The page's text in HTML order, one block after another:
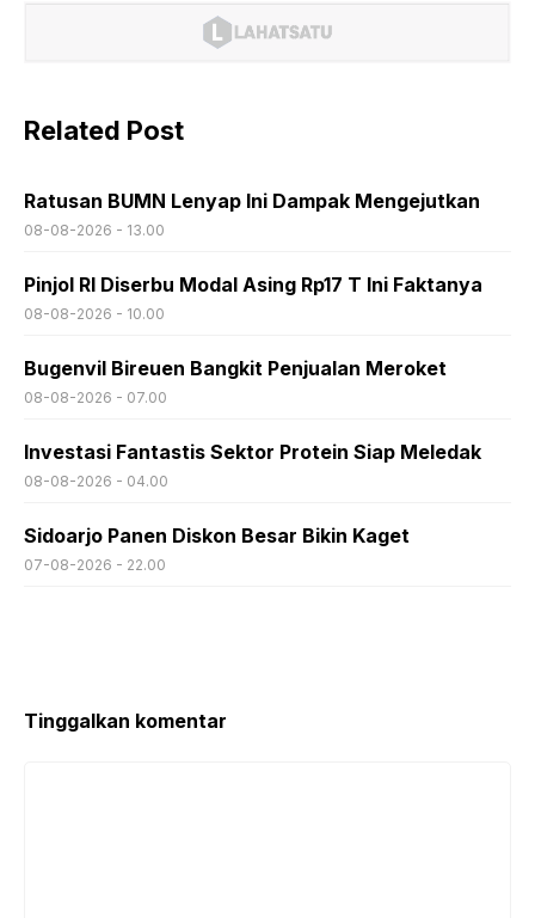
Related Post
Ratusan BUMN Lenyap Ini Dampak Mengejutkan
08-08-2026 - 13.00
Pinjol RI Diserbu Modal Asing Rp17 T Ini Faktanya
08-08-2026 - 10.00
Bugenvil Bireuen Bangkit Penjualan Meroket
08-08-2026 - 07.00
Investasi Fantastis Sektor Protein Siap Meledak
08-08-2026 - 04.00
Sidoarjo Panen Diskon Besar Bikin Kaget
07-08-2026 - 22.00
Tinggalkan komentar